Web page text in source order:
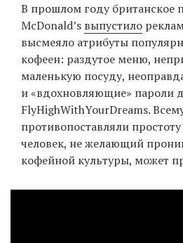
В прошлом году британское
McDonald’s выпустило
высмеяло атрибуты
кофеен: раздутое меню,
маленькую посуду,
и «вдохновляющие» пароли
FlyHighWithYourDreams.
противопоставляли
человек, не желающий
кофейной культуры, может